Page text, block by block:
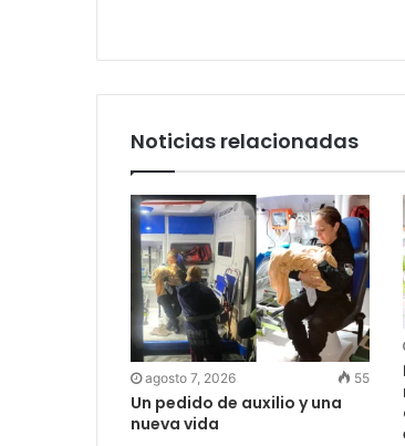
Noticias relacionadas
agosto 7, 2026 55
Un pedido de auxilio y una
nueva vida